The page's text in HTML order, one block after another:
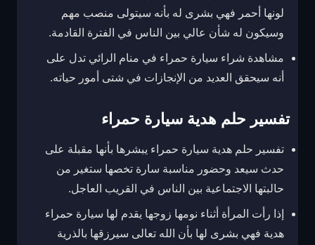
لونها أحمر فهي بشرى له بأنه سيتولى منصب مهم
وسيكون له شأن عالي بين الناس في الفترة القادمة.
مشاهدة شراء سيارة حمراء في منام الرائي تدل على
أنه سيحقق العديد من الإنجازات في شتى أمور حياته.
تفسير حلم هدية سيارة حمراء
تفسير حلم هدية سيارة حمراء يبشرها بأنها مقبلة على
حدث سيعد وحضور مناسبة سارة تخصها ستغير من
حالبتها الاجتماعية بين الناس في القريب العاجل.
إذا رأت المرأة أثناء نومها زوجها يقدم لها سيارة حمراء
هدية فهي بشرى لها بأن الله تعالى سيرزقها بالذرية